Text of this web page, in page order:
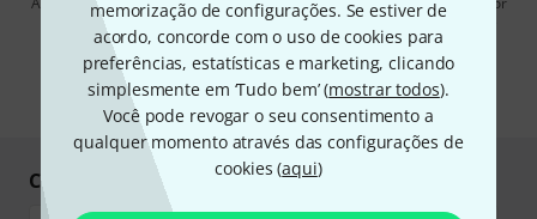
memorização de configurações. Se estiver de
acordo, concorde com o uso de cookies para
preferências, estatísticas e marketing, clicando
simplesmente em ‘Tudo bem’ (mostrar todos).
Você pode revogar o seu consentimento a
qualquer momento através das configurações de
cookies (aqui)
e-mail. Posso cancelar a assinatura a qualquer momento. Você pode
encontrar mais informações sobre a newsletter na nossadiretriz de
proteção de dados.
* Requeridos
Compre e pague em segurança